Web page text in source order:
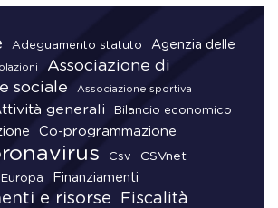
Adeguamento statuto
Agenzia delle
Associazione di
sociale
Associazione sportiva
generali Bilancio economico
Co-programmazione
Csv CSVnet
Europa Finanziamenti
e risorse Fiscalità